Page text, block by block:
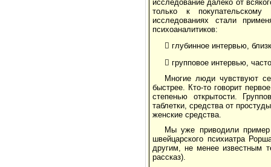
исследование далеко от
только к
исследованиях стали
психоаналитиков:
 глубинное интервью,
 групповое интервью,
Многие люди чувствуют
быстрее. Кто-то говорит
степенью открытости.
таблетки, средства от
женские средства.
Мы уже приводили пример
швейцарского психиатра
другим, не менее известным
рассказ).